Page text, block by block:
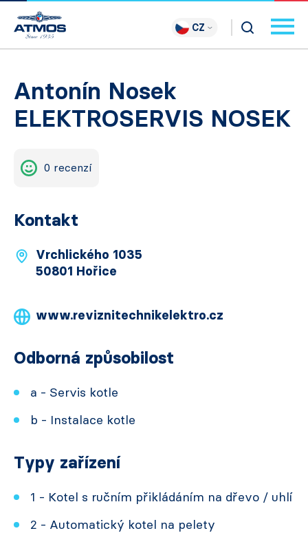
CZ
Antonín Nosek
ELEKTROSERVIS NOSEK
0 recenzí
Kontakt
Vrchlického 1035
50801 Hořice
www.reviznitechnikelektro.cz
Odborná způsobilost
a - Servis kotle
b - Instalace kotle
Typy zařízení
1 - Kotel s ručním přikládáním na dřevo / uhlí
2 - Automatický kotel na pelety